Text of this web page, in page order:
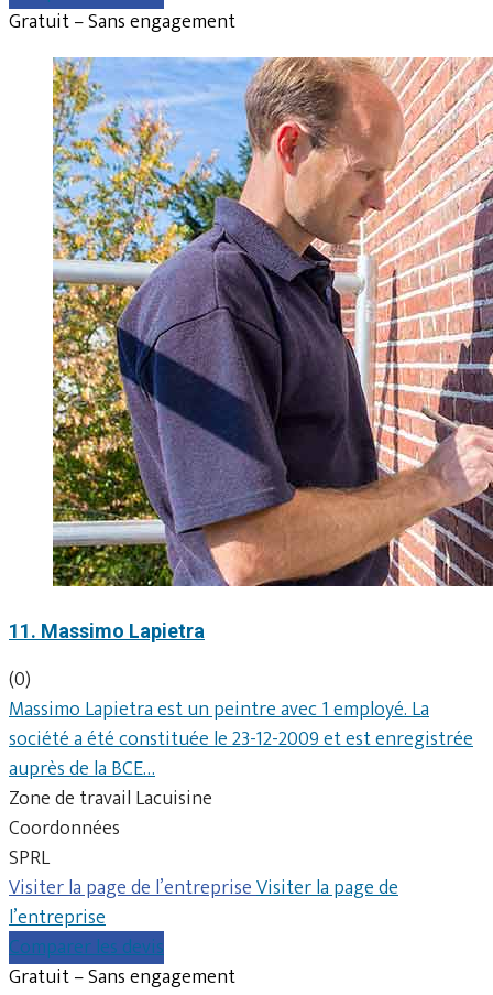
Gratuit – Sans engagement
11. Massimo Lapietra
(0)
Massimo Lapietra est un peintre avec 1 employé. La
société a été constituée le 23-12-2009 et est enregistrée
auprès de la BCE…
Zone de travail Lacuisine
Coordonnées
SPRL
Visiter la page de l’entrepriseVisiter la page de
l’entreprise
Comparer les devis
Gratuit – Sans engagement